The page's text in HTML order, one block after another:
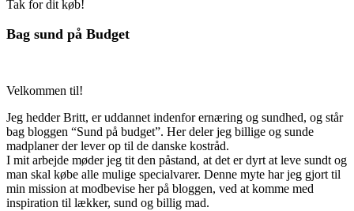
Tak for dit køb!
Bag sund på Budget
Velkommen til!
Jeg hedder Britt, er uddannet indenfor ernæring og sundhed, og står
bag bloggen “Sund på budget”. Her deler jeg billige og sunde
madplaner der lever op til de danske kostråd.
I mit arbejde møder jeg tit den påstand, at det er dyrt at leve sundt og
man skal købe alle mulige specialvarer. Denne myte har jeg gjort til
min mission at modbevise her på bloggen, ved at komme med
inspiration til lækker, sund og billig mad.